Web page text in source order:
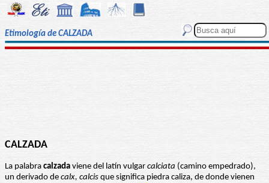
Etimología de CALZADA
CALZADA
La palabra calzada viene del latín vulgar calciata (camino empedrado),
un derivado de calx, calcis que significa piedra caliza, de donde vienen